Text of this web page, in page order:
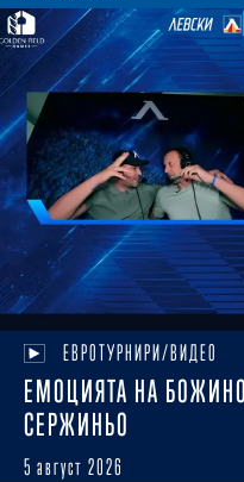
ЕВРОТУРНИРИ/ВИДЕО
ЕМОЦИЯТА НА
СЕРЖИНЬО
5 август 2026